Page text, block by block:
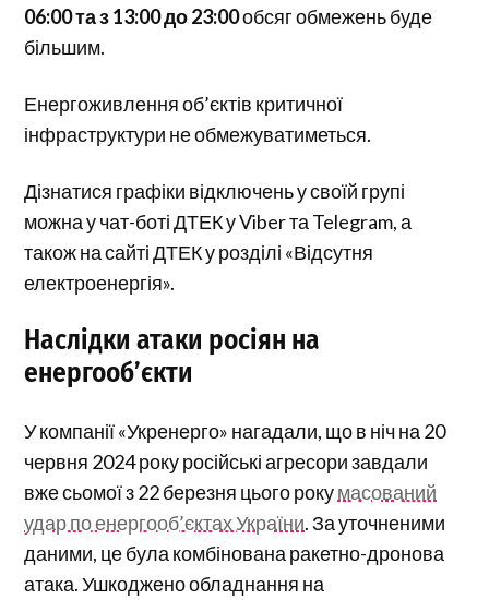
06:00 та з 13:00 до 23:00обсяг обмежень буде
більшим.
Енергоживлення об’єктів критичної
інфраструктури не обмежуватиметься.
Дізнатися графіки відключень у своїй групі
можна у чат-боті ДТЕК у Viber та Telegram, а
також на сайті ДТЕК у розділі «Відсутня
електроенергія».
Наслідки атаки росіян на
енергооб’єкти
У компанії «Укренерго» нагадали, що в ніч на 20
червня 2024 року російські агресори завдали
вже сьомої з 22 березня цього рокумасований
удар по енергооб’єктах України. За уточненими
даними, це була комбінована ракетно-дронова
атака. Ушкоджено обладнання на